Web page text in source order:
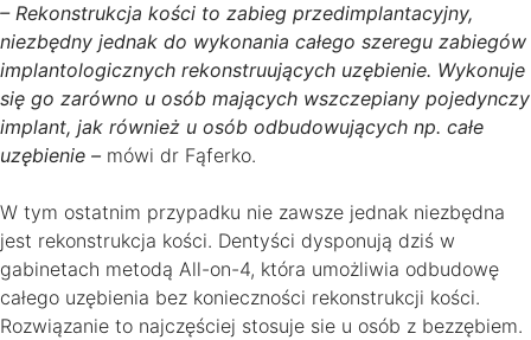
– Rekonstrukcja kości to zabieg przedimplantacyjny,
niezbędny jednak do wykonania całego szeregu zabiegów
implantologicznych rekonstruujących uzębienie. Wykonuje
się go zarówno u osób mających wszczepiany pojedynczy
implant, jak również u osób odbudowujących np. całe
uzębienie – mówi dr Fąferko.
W tym ostatnim przypadku nie zawsze jednak niezbędna
jest rekonstrukcja kości. Dentyści dysponują dziś w
gabinetach metodą All-on-4, która umożliwia odbudowę
całego uzębienia bez konieczności rekonstrukcji kości.
Rozwiązanie to najczęściej stosuje sie u osób z bezzębiem.